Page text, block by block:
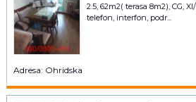
2.5, 62m2( terasa 8m2), CG,
telefon, interfon, podr...
Adresa: Ohridska